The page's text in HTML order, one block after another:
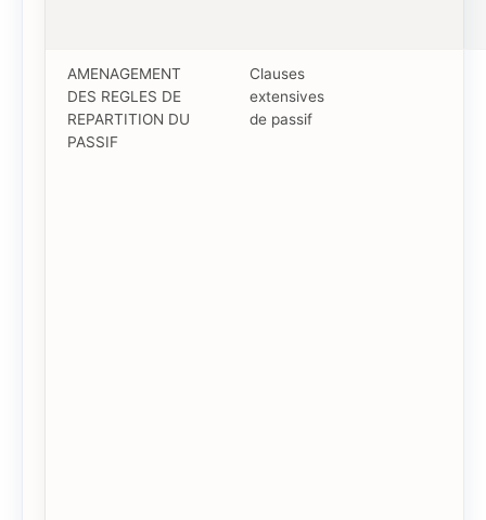
AMENAGEMENT
DES REGLES DE
REPARTITION DU
PASSIF
Clauses
extensives
de passif